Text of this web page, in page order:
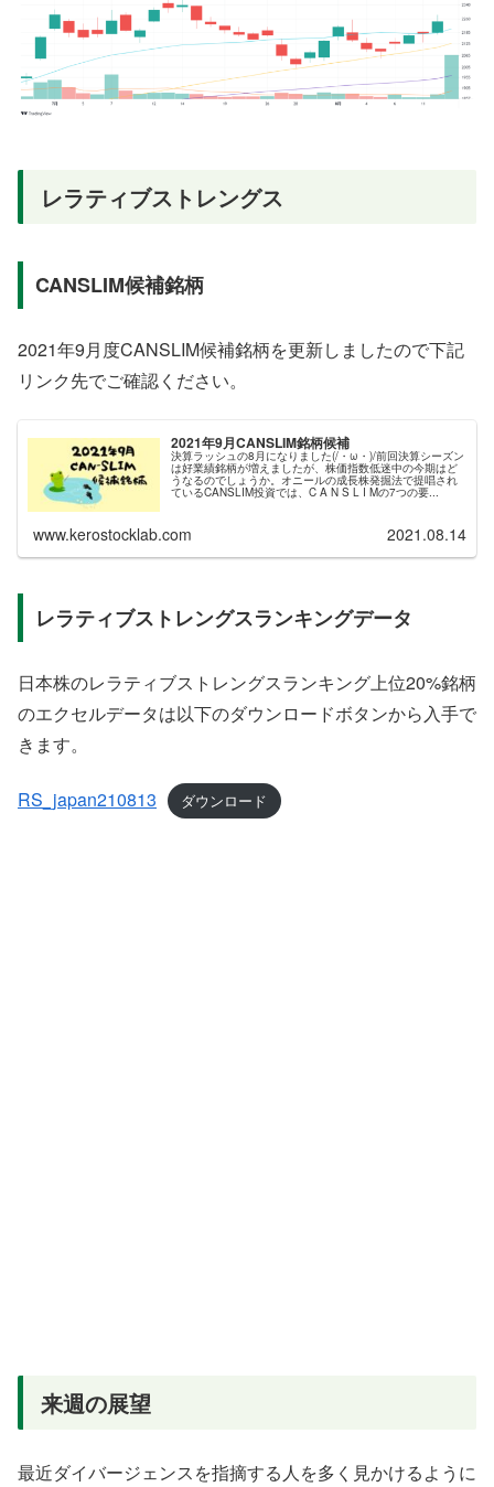
レラティブストレングス
CANSLIM候補銘柄
2021年9月度CANSLIM候補銘柄を更新しましたので下記
リンク先でご確認ください。
2021年9月CANSLIM銘柄候補
決算ラッシュの8月になりました(/・ω・)/前回決算シーズン
は好業績銘柄が増えましたが、株価指数低迷中の今期はど
うなるのでしょうか。オニールの成長株発掘法で提唱され
ているCANSLIM投資では、C A N S L I Mの7つの要...
www.kerostocklab.com 2021.08.14
レラティブストレングスランキングデータ
日本株のレラティブストレングスランキング上位20%銘柄
のエクセルデータは以下のダウンロードボタンから入手で
きます。
RS_japan210813 ダウンロード
来週の展望
最近ダイバージェンスを指摘する人を多く見かけるように